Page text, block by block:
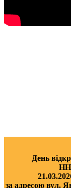
День
НН
за адресою вул.